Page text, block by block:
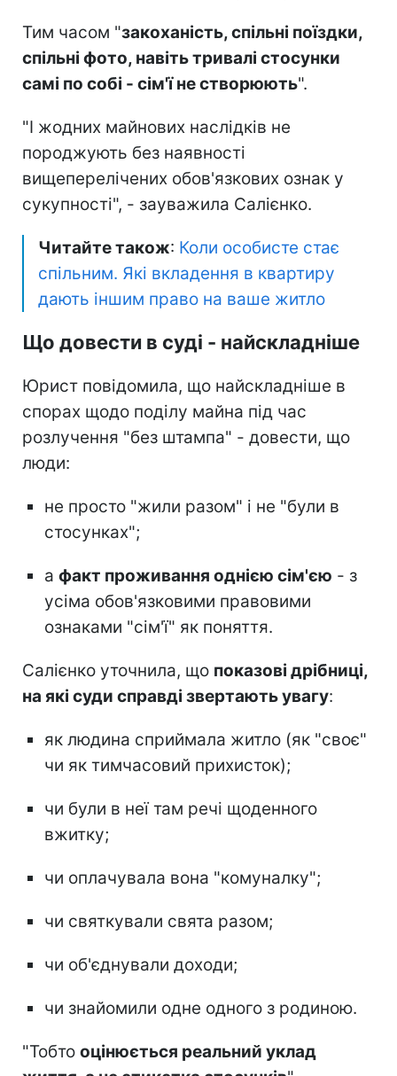
Тим часом "закоханість, спільні поїздки,
спільні фото, навіть тривалі стосунки
самі по собі - сім'ї не створюють".
"І жодних майнових наслідків не
породжують без наявності
вищеперелічених обов'язкових ознак у
сукупності", - зауважила Салієнко.
Читайте також: Коли особисте стає
спільним. Які вкладення в квартиру
дають іншим право на ваше житло
Що довести в суді - найскладніше
Юрист повідомила, що найскладніше в
спорах щодо поділу майна під час
розлучення "без штампа" - довести, що
люди:
не просто "жили разом" і не "були в
стосунках";
а факт проживання однією сім'єю - з
усіма обов'язковими правовими
ознаками "сім'ї" як поняття.
Салієнко уточнила, що показові дрібниці,
на які суди справді звертають увагу:
як людина сприймала житло (як "своє"
чи як тимчасовий прихисток);
чи були в неї там речі щоденного
вжитку;
чи оплачувала вона "комуналку";
чи святкували свята разом;
чи об'єднували доходи;
чи знайомили одне одного з родиною.
"Тобто оцінюється реальний уклад